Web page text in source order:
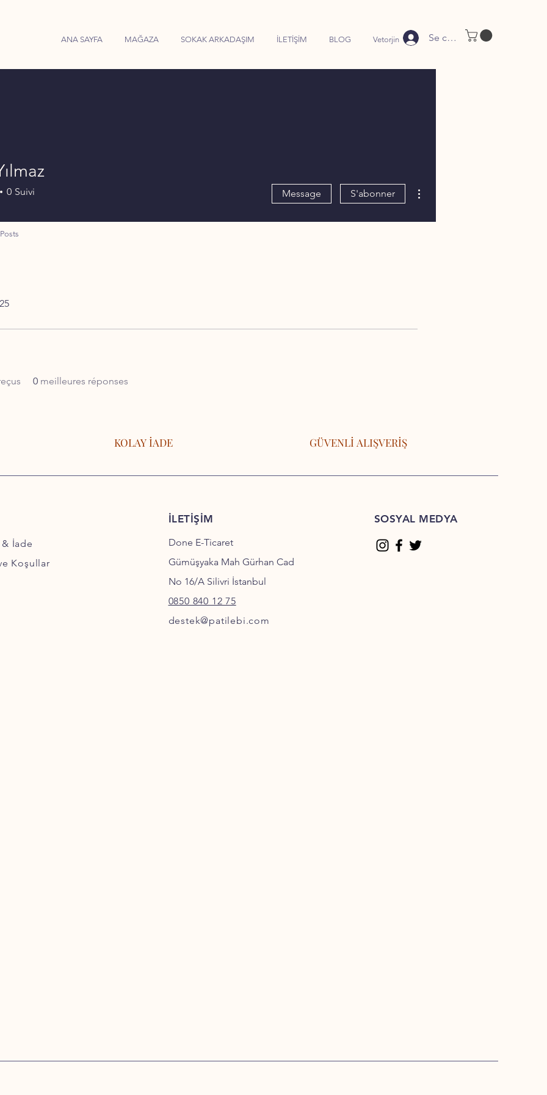
ANA SAYFA MAĞAZA SOKAK ARKADAŞIM İLETİŞİM BLOG Vetorjin Se connecter
0 meilleures réponses
0 Suivi Message S'abonner
KOLAY İADE GÜVENLİ ALIŞVERİŞ
İade
Koşullar
İLETİŞİM
Done E-Ticaret
Gümüşyaka Mah Gürhan Cad
No 16/A Silivri İstanbul
0850 840 12 75
destek@patilebi.com
SOSYAL MEDYA